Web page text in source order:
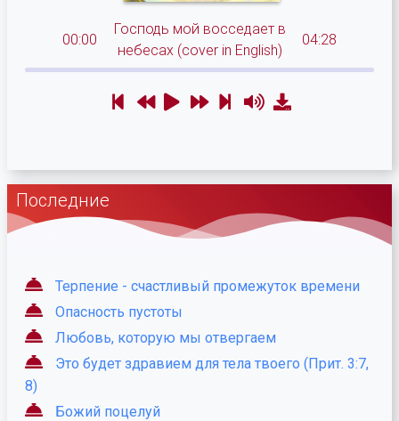
00:00
Господь мой восседает в
небесах (cover in English)
04:28
Последние
Терпение - счастливый промежуток времени
Опасность пустоты
Любовь, которую мы отвергаем
Это будет здравием для тела твоего (Прит. 3:7,
8)
Божий поцелуй